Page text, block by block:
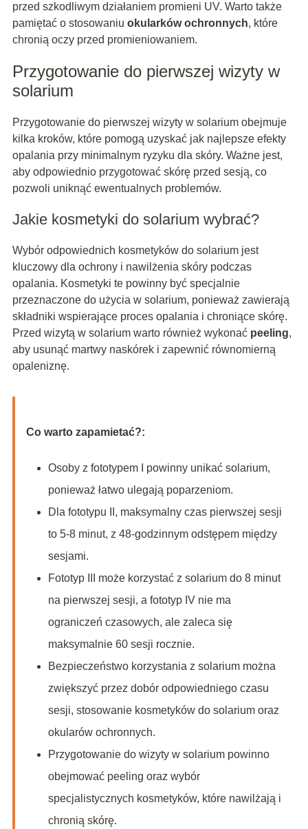
przed szkodliwym działaniem promieni UV. Warto także
pamiętać o stosowaniu okularków ochronnych, które
chronią oczy przed promieniowaniem.
Przygotowanie do pierwszej wizyty w
solarium
Przygotowanie do pierwszej wizyty w solarium obejmuje
kilka kroków, które pomogą uzyskać jak najlepsze efekty
opalania przy minimalnym ryzyku dla skóry. Ważne jest,
aby odpowiednio przygotować skórę przed sesją, co
pozwoli uniknąć ewentualnych problemów.
Jakie kosmetyki do solarium wybrać?
Wybór odpowiednich kosmetyków do solarium jest
kluczowy dla ochrony i nawilżenia skóry podczas
opalania. Kosmetyki te powinny być specjalnie
przeznaczone do użycia w solarium, ponieważ zawierają
składniki wspierające proces opalania i chroniące skórę.
Przed wizytą w solarium warto również wykonać peeling,
aby usunąć martwy naskórek i zapewnić równomierną
opaleniznę.
Co warto zapamietać?:
Osoby z fototypem I powinny unikać solarium,
ponieważ łatwo ulegają poparzeniom.
Dla fototypu II, maksymalny czas pierwszej sesji
to 5-8 minut, z 48-godzinnym odstępem między
sesjami.
Fototyp III może korzystać z solarium do 8 minut
na pierwszej sesji, a fototyp IV nie ma
ograniczeń czasowych, ale zaleca się
maksymalnie 60 sesji rocznie.
Bezpieczeństwo korzystania z solarium można
zwiększyć przez dobór odpowiedniego czasu
sesji, stosowanie kosmetyków do solarium oraz
okularów ochronnych.
Przygotowanie do wizyty w solarium powinno
obejmować peeling oraz wybór
specjalistycznych kosmetyków, które nawilżają i
chronią skórę.